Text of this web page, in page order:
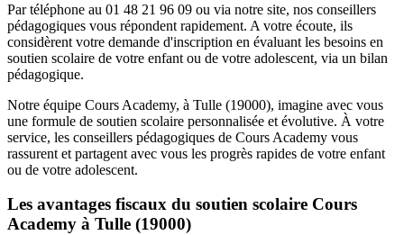
Par téléphone au 01 48 21 96 09 ou via notre site, nos conseillers
pédagogiques vous répondent rapidement. A votre écoute, ils
considèrent votre demande d'inscription en évaluant les besoins en
soutien scolaire de votre enfant ou de votre adolescent, via un bilan
pédagogique.
Notre équipe Cours Academy, à Tulle (19000), imagine avec vous
une formule de soutien scolaire personnalisée et évolutive. À votre
service, les conseillers pédagogiques de Cours Academy vous
rassurent et partagent avec vous les progrès rapides de votre enfant
ou de votre adolescent.
Les avantages fiscaux du soutien scolaire Cours
Academy à Tulle (19000)